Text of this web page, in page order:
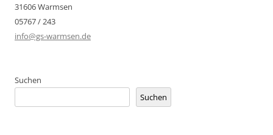
31606 Warmsen
05767 / 243
info@gs-warmsen.de
Suchen
Suchen